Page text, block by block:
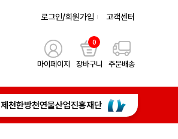
로그인/회원가입 고객센터
마이페이지
0
장바구니 주문배송
제천한방천연물산업진흥재단